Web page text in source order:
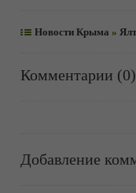
Новости Крыма »
Комментарии (0)
Добавление